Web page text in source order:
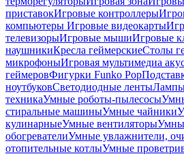
приставокИгровые контроллеры
компьютеры Игровые видеокарты
телевизорыИгровые мышиИгровые
наушникиКресла геймерскиеСтолы
микрофоныИгровая мультимедиа
геймеровФигурки Funko Pop
ноутбуковСветодиодные лентыЛампы
техникаУмные роботы-пылесосы
стиральные машиныУмные чайники
кулинарныеУмные вентиляторы
обогревателиУмные увлажнители,
отопительные котлыУмные